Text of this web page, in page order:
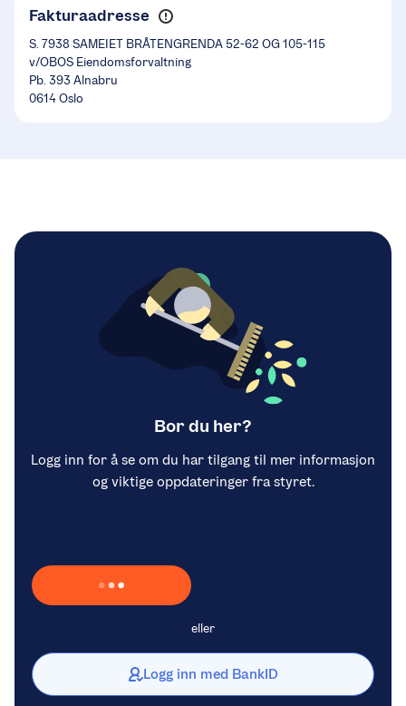
Fakturaadresse
S. 7938 SAMEIET BRÅTENGRENDA 52-62 OG 105-115
v/OBOS Eiendomsforvaltning
Pb. 393 Alnabru
0614 Oslo
Bor du her?
Logg inn for å se om du har tilgang til mer informasjon
og viktige oppdateringer fra styret.
Laster inn Vipps …
eller
Logg inn med BankID